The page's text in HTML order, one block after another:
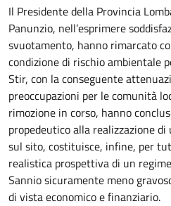
Il Presidente della Provincia
Panunzio, nell’esprimere
svuotamento, hanno rimarcato
condizione di rischio ambientale
Stir, con la conseguente
preoccupazioni per le comunità
rimozione in corso, hanno
propedeutico alla realizzazione
sul sito, costituisce, infine, per
realistica prospettiva di un
Sannio sicuramente meno
di vista economico e finanziario.